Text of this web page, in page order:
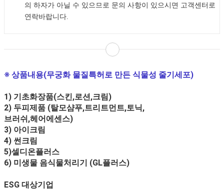
의 하자가 아닐 수 있으므로 문의 사항이 있으시면 고객센터로
연락바랍니다.
※ 상품내용(무궁화 물질특허로 만든 식물성 줄기세포)
1) 기초화장품(스킨,로션,크림)
2) 두피제품 (탈모샴푸,트리트먼트,토닉,
브러쉬,헤어에센스)
3) 아이크림
4) 썬크림
5)셀디온플러스
6) 미생물 음식물처리기 (GL플러스)
ESG 대상기업